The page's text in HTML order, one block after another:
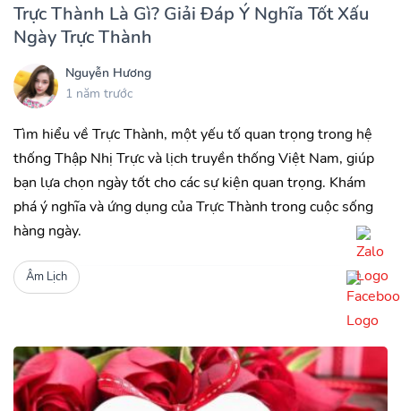
Trực Thành Là Gì? Giải Đáp Ý Nghĩa Tốt Xấu
Ngày Trực Thành
Nguyễn Hương
1 năm trước
Tìm hiểu về Trực Thành, một yếu tố quan trọng trong hệ
thống Thập Nhị Trực và lịch truyền thống Việt Nam, giúp
bạn lựa chọn ngày tốt cho các sự kiện quan trọng. Khám
phá ý nghĩa và ứng dụng của Trực Thành trong cuộc sống
hàng ngày.
Âm Lịch